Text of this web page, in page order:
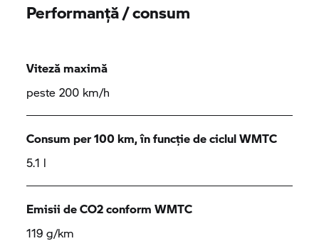
Performanță / consum
Viteză maximă
peste 200 km/h
Consum per 100 km, în funcție de ciclul WMTC
5.1 l
Emisii de CO2 conform WMTC
119 g/km